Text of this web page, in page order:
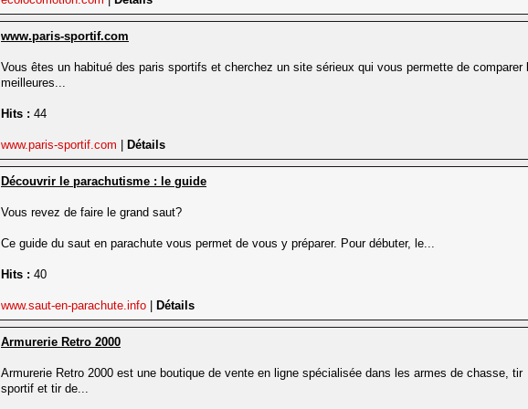
www.paris-sportif.com
Vous êtes un habitué des paris sportifs et cherchez un site sérieux qui vous permette de comparer
meilleures...
Hits : 44
www.paris-sportif.com Détails
Découvrir le parachutisme : le guide
Vous revez de faire le grand saut?
Ce guide du saut en parachute vous permet de vous y préparer. Pour débuter, le...
Hits : 40
www.saut-en-parachute.info Détails
Armurerie Retro 2000
Armurerie Retro 2000 est une boutique de vente en ligne spécialisée dans les armes de chasse, tir
sportif et tir de...